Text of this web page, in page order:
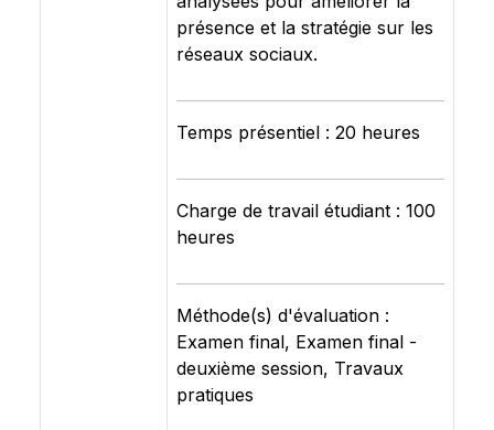
présence et la stratégie sur les
réseaux sociaux.
Temps présentiel : 20 heures
Charge de travail étudiant : 100
heures
Méthode(s) d'évaluation :
Examen final, Examen final -
deuxième session, Travaux
pratiques